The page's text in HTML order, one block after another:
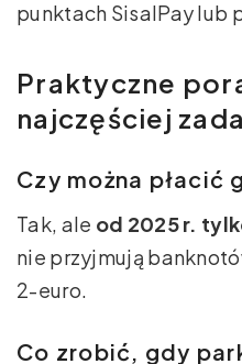
punktach SisalPay lub
Praktyczne
najczęściej
Czy można płacić
Tak, ale od 2025 r.
nie przyjmują
2-euro.
Co zrobić, gdy